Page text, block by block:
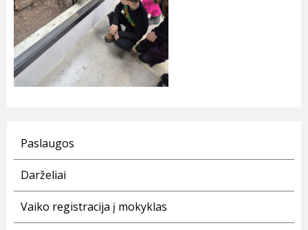
Paslaugos
Darželiai
Vaiko registracija į mokyklas